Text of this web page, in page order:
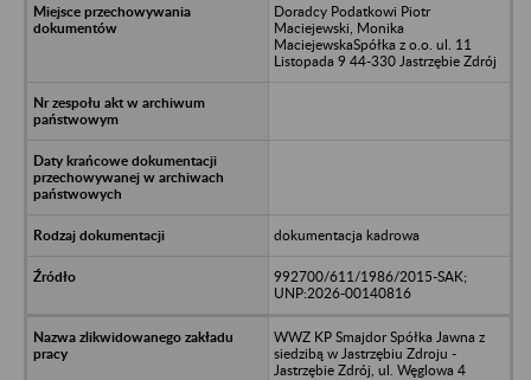
Doradcy Podatkowi Piotr
Maciejewski, Monika
MaciejewskaSpółka z o.o. ul. 11
Listopada 9 44-330 Jastrzębie Zdrój
dokumentacja kadrowa
992700/611/1986/2015-SAK;
UNP:2026-00140816
WWZ KP Smajdor Spółka Jawna z
siedzibą w Jastrzębiu Zdroju -
Jastrzębie Zdrój, ul. Węglowa 4